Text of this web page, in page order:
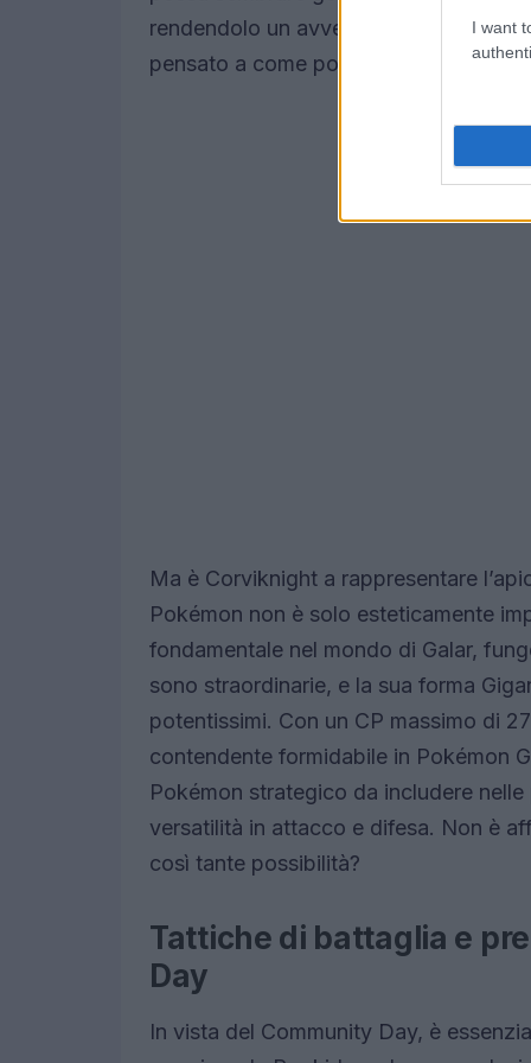
I want
rendendolo un avversario astuto e
pensato a come potrebbe cambiare le
Ma è Corviknight a rappresentare
Pokémon non è solo esteticamente
fondamentale nel mondo di Galar,
sono straordinarie, e la sua forma
potentissimi. Con un CP massimo di
contendente formidabile in Pokémon
Pokémon strategico da includere
versatilità in attacco e difesa. Non è
così tante possibilità?
Tattiche di battaglia e
Day
In vista del Community Day, è